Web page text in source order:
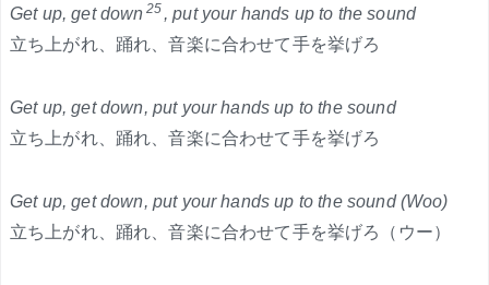
Get up, get down 25 , put your hands up to the sound
立ち上がれ、踊れ、音楽に合わせて手を挙げろ
Get up, get down, put your hands up to the sound
立ち上がれ、踊れ、音楽に合わせて手を挙げろ
Get up, get down, put your hands up to the sound (Woo)
立ち上がれ、踊れ、音楽に合わせて手を挙げろ（ウー）